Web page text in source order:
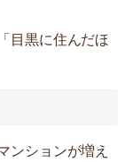
目黒に住んだほ
ンションが増え